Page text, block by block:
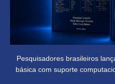
Pesquisadores brasileiros
básica com suporte